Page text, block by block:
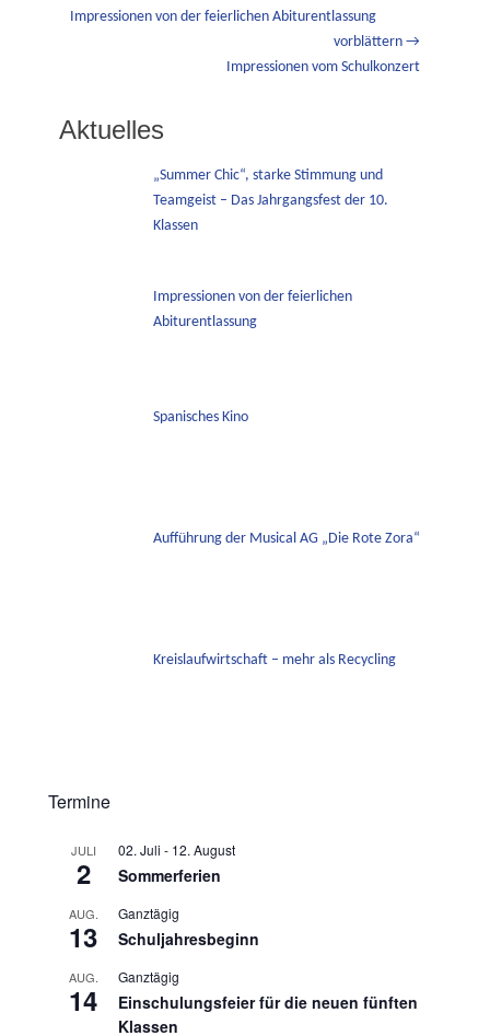
Vorheriger
Impressionen von der feierlichen Abiturentlassung
vorblättern →
Impressionen vom Schulkonzert
Aktuelles
„Summer Chic“, starke Stimmung und
Teamgeist – Das Jahrgangsfest der 10.
Klassen
Impressionen von der feierlichen
Abiturentlassung
Spanisches Kino
Aufführung der Musical AG „Die Rote Zora“
Kreislaufwirtschaft – mehr als Recycling
Termine
JULI
2
02. Juli - 12. August
Sommerferien
AUG.
13
Ganztägig
Schuljahresbeginn
AUG.
14
Ganztägig
Einschulungsfeier für die neuen fünften
Klassen